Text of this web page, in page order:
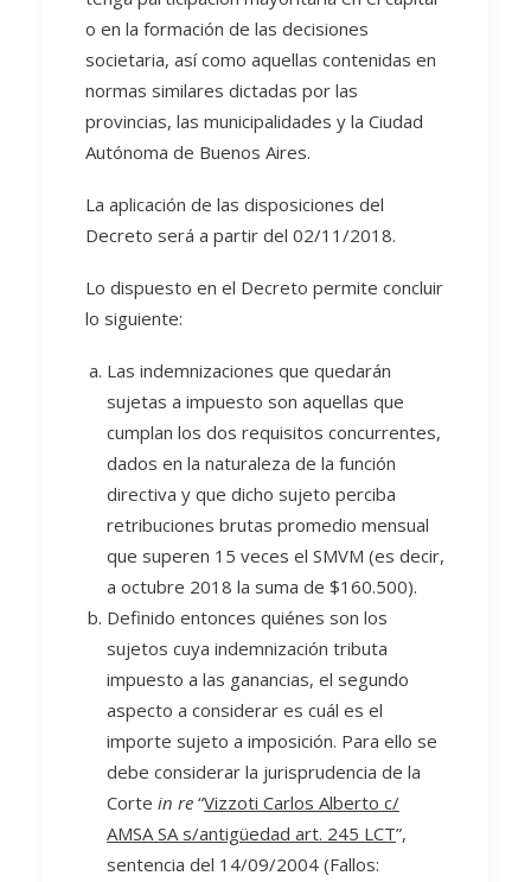
o en la formación de las decisiones
societaria, así como aquellas contenidas en
normas similares dictadas por las
provincias, las municipalidades y la Ciudad
Autónoma de Buenos Aires.
La aplicación de las disposiciones del
Decreto será a partir del 02/11/2018.
Lo dispuesto en el Decreto permite concluir
lo siguiente:
Las indemnizaciones que quedarán
sujetas a impuesto son aquellas que
cumplan los dos requisitos concurrentes,
dados en la naturaleza de la función
directiva y que dicho sujeto perciba
retribuciones brutas promedio mensual
que superen 15 veces el SMVM (es decir,
a octubre 2018 la suma de $160.500).
Definido entonces quiénes son los
sujetos cuya indemnización tributa
impuesto a las ganancias, el segundo
aspecto a considerar es cuál es el
importe sujeto a imposición. Para ello se
debe considerar la jurisprudencia de la
Corte in re “Vizzoti Carlos Alberto c/
AMSA SA s/antigüedad art. 245 LCT”,
sentencia del 14/09/2004 (Fallos: